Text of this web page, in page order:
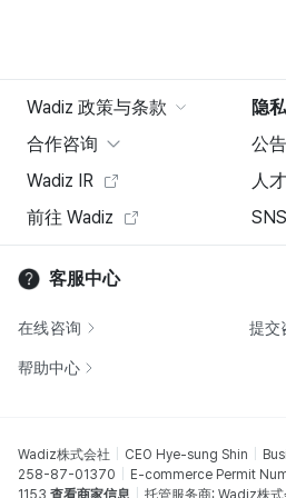
Wadiz 政策与条款
隐
合作咨询
公
Wadiz IR
人
前往 Wadiz
SNS
客服中心
在线咨询 提交
帮助中心
Wadiz株式会社 CEO Hye-sung Shin
258-87-01370
E-commerce Permit
1153 查看商家信息 托管服务商: Wadiz株式